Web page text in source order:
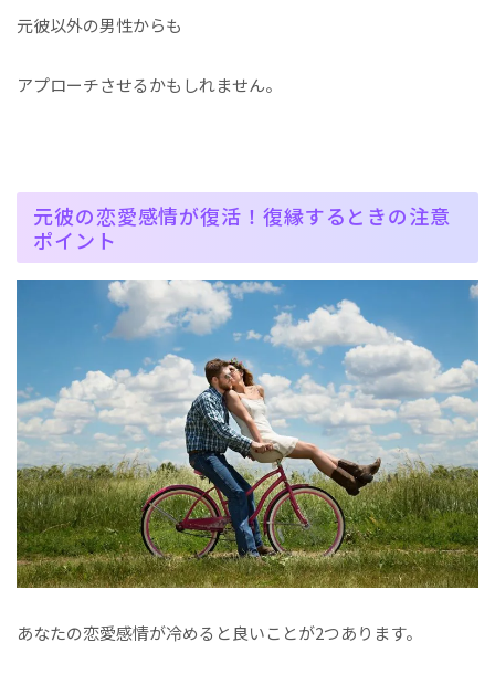
元彼以外の男性からも
アプローチさせるかもしれません。
元彼の恋愛感情が復活！復縁するときの注意
ポイント
あなたの恋愛感情が冷めると良いことが2つあります。